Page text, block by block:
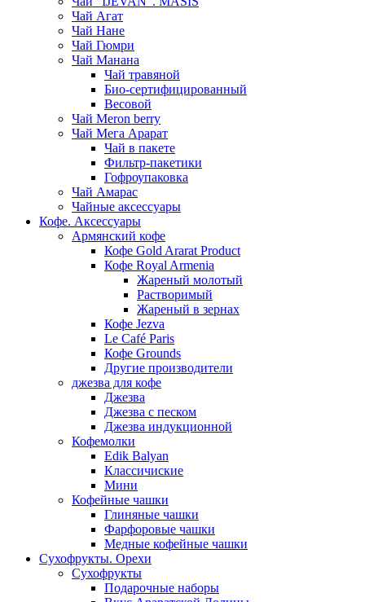
Чай Агат
Чай Нане
Чай Гюмри
Чай Манана
Чай травяной
Био-сертифицированный
Весовой
Чай Meron berry
Чай Мега Арарат
Чай в пакете
Фильтр-пакетики
Гофроупаковка
Чай Амарас
Чайные аксессуары
Кофе. Аксессуары
Армянский кофе
Кофе Gold Ararat Product
Кофе Royal Armenia
Жареный молотый
Растворимый
Жареный в зернах
Кофе Jezva
Le Café Paris
Кофе Grounds
Другие производители
джезва для кофе
Джезва
Джезва с песком
Джезва индукционной
Кофемолки
Edik Balyan
Классичиские
Мини
Кофейные чашки
Глиняные чашки
Фарфоровые чашки
Медные кофейные чашки
Сухофрукты. Орехи
Сухофрукты
Подарочные наборы